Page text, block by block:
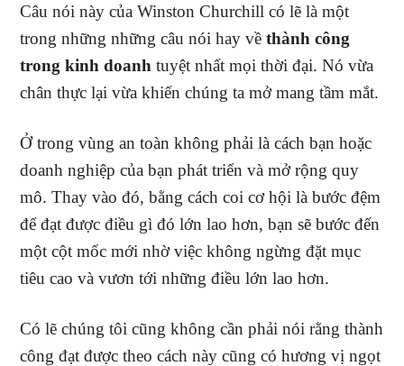
Câu nói này của Winston Churchill có lẽ là một
trong những những câu nói hay vềthành công
trong kinh doanh tuyệt nhất mọi thời đại. Nó vừa
chân thực lại vừa khiến chúng ta mở mang tầm mắt.
Ở trong vùng an toàn không phải là cách bạn hoặc
doanh nghiệp của bạn phát triển và mở rộng quy
mô. Thay vào đó, bằng cách coi cơ hội là bước đệm
để đạt được điều gì đó lớn lao hơn, bạn sẽ bước đến
một cột mốc mới nhờ việc không ngừng đặt mục
tiêu cao và vươn tới những điều lớn lao hơn.
Có lẽ chúng tôi cũng không cần phải nói rằng thành
công đạt được theo cách này cũng có hương vị ngọt